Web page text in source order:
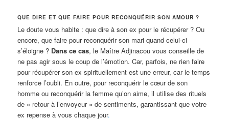
QUE DIRE ET QUE FAIRE POUR RECONQUÉRIR SON AMOUR ?
Le doute vous habite : que dire à son ex pour le récupérer ? Ou
encore, que faire pour reconquérir son mari quand celui-ci
s’éloigne ? Dans ce cas, le Maître Adjinacou vous conseille de
ne pas agir sous le coup de l’émotion. Car, parfois, ne rien faire
pour récupérer son ex spirituellement est une erreur, car le temps
renforce l’oubli. En outre, pour reconquérir le cœur de son
homme ou reconquérir la femme qu’on aime, il utilise des rituels
de « retour à l’envoyeur » de sentiments, garantissant que votre
ex repense à vous chaque jour.